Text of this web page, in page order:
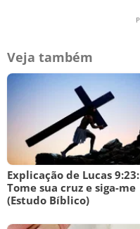
Veja também
Explicação de Lucas 9:23:
Tome sua cruz e siga-me
(Estudo Bíblico)